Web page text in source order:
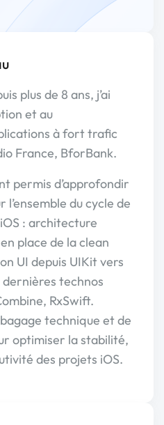
plus de 8 ans, j’ai
et au
à fort trafic
France, BforBank.
permis d’approfondir
l’ensemble du cycle de
: architecture
place de la clean
UI depuis UIKit vers
technos
RxSwift.
technique et de
optimiser la stabilité,
des projets iOS.